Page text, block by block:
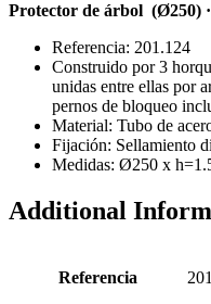
Protector de árbol (Ø250)
Referencia: 201.124
Construido por 3
unidas entre ellas por
pernos de bloqueo
Material: Tubo de
Fijación: Sellamiento
Medidas: Ø250 x
Additional
Referencia